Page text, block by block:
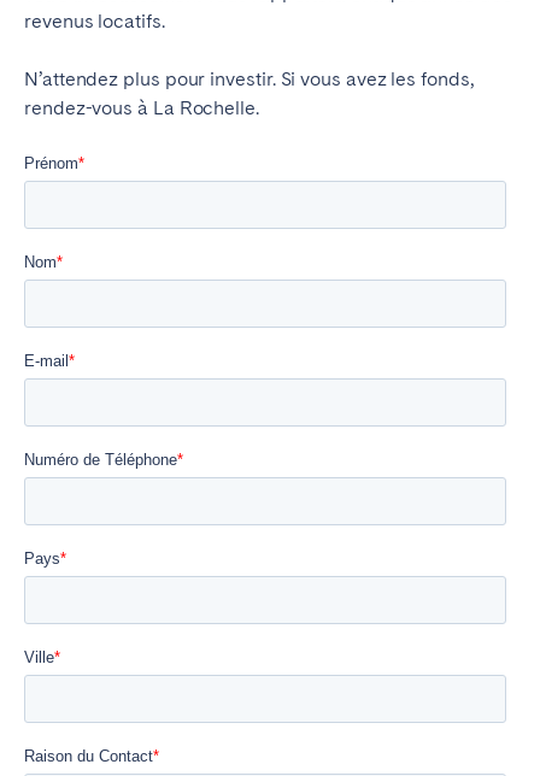
revenus locatifs.
N’attendez plus pour investir. Si vous avez les fonds,
rendez-vous à La Rochelle.